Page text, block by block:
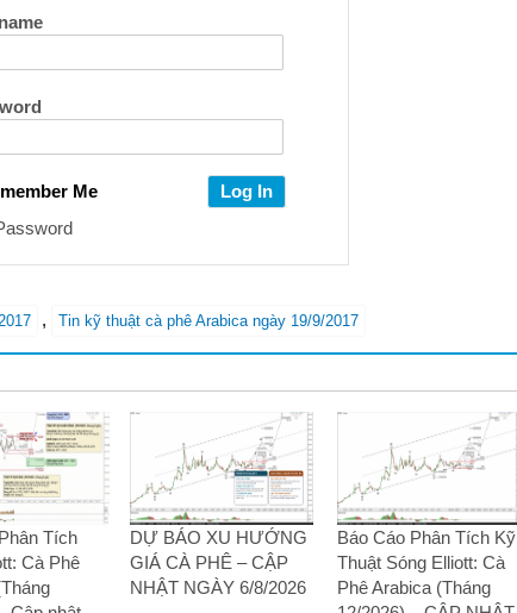
Me
, Tin kỹ thuật cà phê Arabica ngày 19/9/2017
Tích
Cà Phê
DỰ BÁO XU HƯỚNG
GIÁ CÀ PHÊ – CẬP
NHẬT NGÀY 6/8/2026
Báo Cáo Phân Tích Kỹ
Thuật Sóng Elliott: Cà
Phê Arabica (Tháng